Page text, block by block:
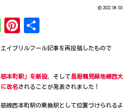
2022.04.03
Li
Pi
es
t
エイプリルフール記事を再投稿したもので
本町駅」を新設、そして長堀鶴見緑地線西大
改名されることが発表されました！
線西本町駅の乗換駅として位置づけられるよ